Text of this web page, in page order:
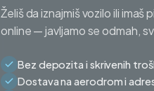
Želiš da iznajmiš vozilo ili imaš
online — javljamo se odmah,
Bez depozita i skrivenih
Dostava na aerodrom i